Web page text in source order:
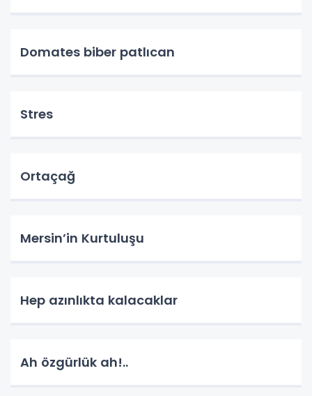
Domates biber patlıcan
Stres
Ortaçağ
Mersin’in Kurtuluşu
Hep azınlıkta kalacaklar
Ah özgürlük ah!..